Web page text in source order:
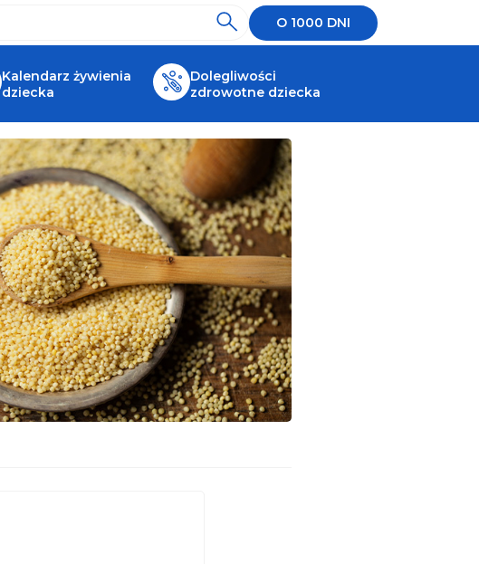
O 1000 DNI
Kalendarz żywienia
dziecka
Dolegliwości
zdrowotne dziecka